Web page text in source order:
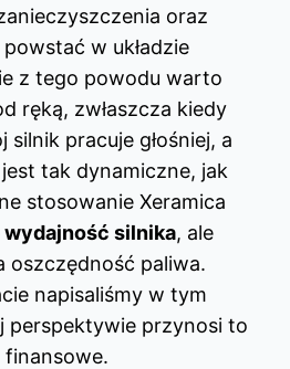
oraz
w układzie
z tego powodu warto
ręką, zwłaszcza kiedy
pracuje głośniej, a
tak dynamiczne, jak
stosowanie Xeramica
silnika, ale
oszczędność paliwa.
napisaliśmy w tym
perspektywie przynosi to